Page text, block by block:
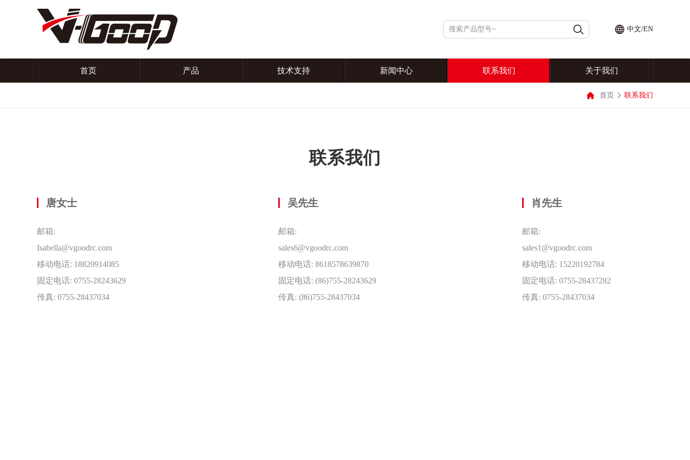
中文/EN
首页 产品 技术支持 新闻中心 联系我们 关于我们
首页 联系我们
联系我们
唐女士
邮箱:
Isabella@vgoodrc.com
移动电话: 18820914085
固定电话: 0755-28243629
传真: 0755-28437034
吴先生
邮箱:
sales6@vgoodrc.com
移动电话: 8618578639870
固定电话: (86)755-28243629
传真: (86)755-28437034
肖先生
邮箱:
sales1@vgoodrc.com
移动电话: 15220192784
固定电话: 0755-28437282
传真: 0755-28437034